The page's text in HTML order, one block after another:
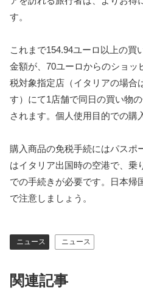
す。
これまで154.94ユーロ以上の買
金額が、70ユーロからのショッ
税対象指定店（イタリアの場合
す）にて1店舗で同日の買い物
されます。個人使用目的での購
購入商品の免税手続にはパスポ
はイタリア出国時の空港で、乗
での手続きが必要です。日本帰
で注意しましょう。
ニュース ニュース
関連記事